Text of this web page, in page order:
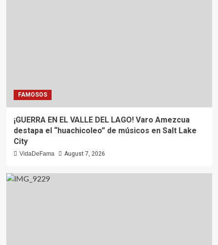
FAMOSOS
¡GUERRA EN EL VALLE DEL LAGO! Varo Amezcua
destapa el “huachicoleo” de músicos en Salt Lake
City
VidaDeFama August 7, 2026